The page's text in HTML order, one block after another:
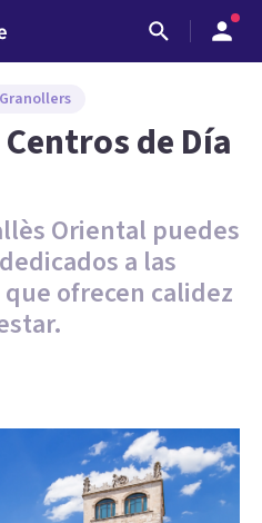
de Día
Oriental puedes
a las
ofrecen calidez